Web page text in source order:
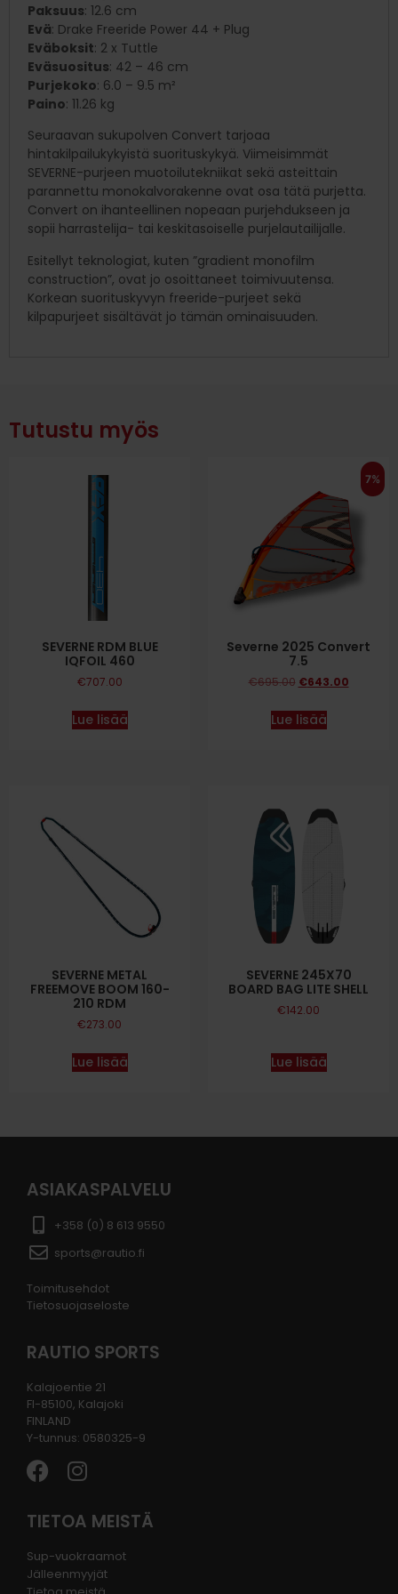
Paksuus: 12.6 cm
Evä: Drake Freeride Power 44 + Plug
Eväboksit: 2 x Tuttle
Eväsuositus: 42 – 46 cm
Purjekoko: 6.0 – 9.5 m²
Paino: 11.26 kg
Seuraavan sukupolven Convert tarjoaa
hintakilpailukykyistä suorituskykyä. Viimeisimmät
SEVERNE-purjeen muotoilutekniikat sekä asteittain
parannettu monokalvorakenne ovat osa tätä purjetta.
Convert on ihanteellinen nopeaan purjehdukseen ja
sopii harrastelija- tai keskitasoiselle purjelautailijalle.
Esitellyt teknologiat, kuten ”gradient monofilm
construction”, ovat jo osoittaneet toimivuutensa.
Korkean suorituskyvyn freeride-purjeet sekä
kilpapurjeet sisältävät jo tämän ominaisuuden.
Tutustu myös
SEVERNE RDM BLUE
IQFOIL 460
€707.00
Lue lisää
7%
Severne 2025 Convert
7.5
€695.00 €643.00
Lue lisää
SEVERNE METAL
FREEMOVE BOOM 160-
210 RDM
€273.00
Lue lisää
SEVERNE 245X70
BOARD BAG LITE SHELL
€142.00
Lue lisää
ASIAKASPALVELU
+358 (0) 8 613 9550
sports@rautio.fi
Toimitusehdot
Tietosuojaseloste
RAUTIO SPORTS
Kalajoentie 21
FI-85100, Kalajoki
FINLAND
Y-tunnus: 0580325-9
TIETOA MEISTÄ
Sup-vuokraamot
Jälleenmyyjät